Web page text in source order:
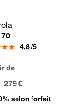
non sélectionnables
Note
4,8/5
au lieu de 279 euros
de
279 €
selon forfait